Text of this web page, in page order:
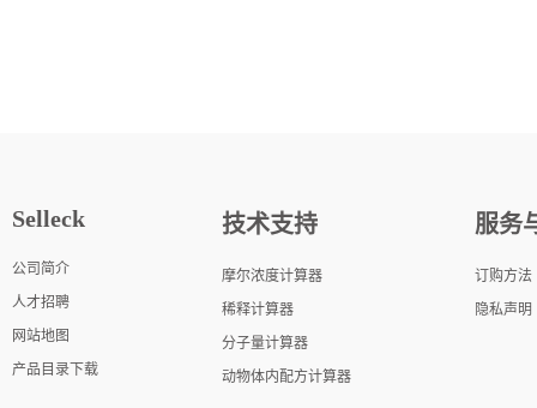
Selleck
公司简介
人才招聘
网站地图
产品目录下载
技术支持
摩尔浓度计算器
稀释计算器
分子量计算器
动物体内配方计算器
服务
订购方法
隐私声明